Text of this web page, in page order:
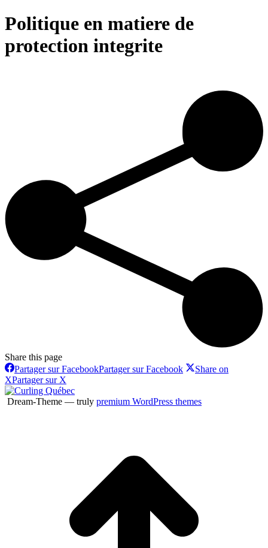
Politique en matiere de
protection integrite
Share this page
Partager sur FacebookPartager sur Facebook
Share on
XPartager sur X
Dream-Theme — truly premium WordPress themes